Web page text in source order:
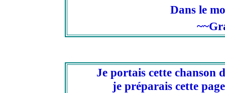
Dans le
Je portais cette chanson
je préparais cette